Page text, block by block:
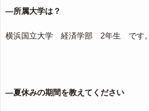
―所属大学は？
横浜国立大学 経済学部 2年生 です。
―夏休みの期間を教えてください